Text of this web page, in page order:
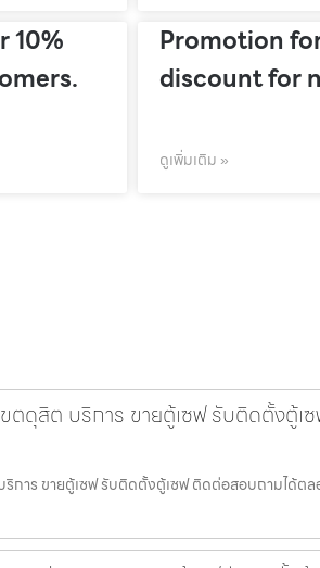
10%
Promotion
discount for
ดูเพิ่มเติม »
ขตดุสิต บริการ ขายตู้เซฟ รับติดตั้งตู้เ
การ ขายตู้เซฟ รับติดตั้งตู้เซฟ ติดต่อสอบถามได้ต